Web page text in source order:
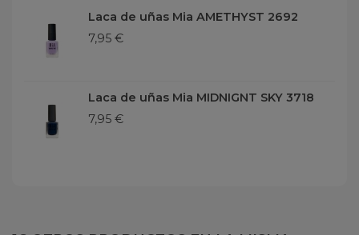
Laca de uñas Mia AMETHYST 2692
7,95 €
Laca de uñas Mia MIDNIGNT SKY 3718
7,95 €